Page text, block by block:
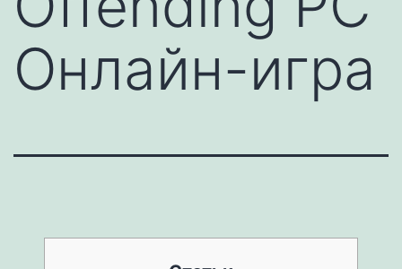
Онлайн-игра